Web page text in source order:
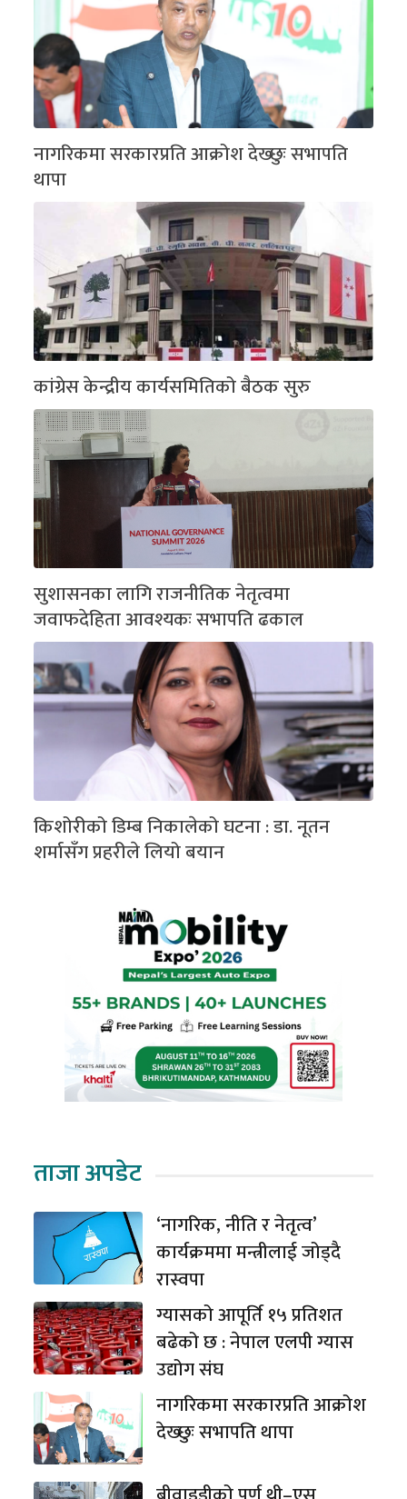
नागरिकमा सरकारप्रति आक्रोश देख्छुः सभापति
थापा
कांग्रेस केन्द्रीय कार्यसमितिको बैठक सुरु
सुशासनका लागि राजनीतिक नेतृत्वमा
जवाफदेहिता आवश्यकः सभापति ढकाल
किशोरीको डिम्ब निकालेको घटना : डा. नूतन
शर्मासँग प्रहरीले लियो बयान
ताजा अपडेट
‘नागरिक, नीति र नेतृत्व’
कार्यक्रममा मन्त्रीलाई जोड्दै
रास्वपा
ग्यासको आपूर्ति १५ प्रतिशत
बढेको छ : नेपाल एलपी ग्यास
उद्योग संघ
नागरिकमा सरकारप्रति आक्रोश
देख्छुः सभापति थापा